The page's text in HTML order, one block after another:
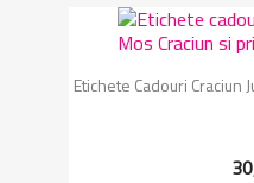
Etichete Cadouri Craciun